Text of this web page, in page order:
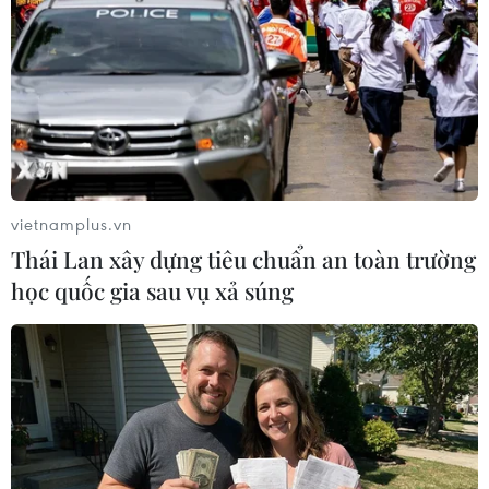
Theo dõi VietnamPlus
TIN LIÊN QUAN
vietnamplus.vn
Thái Lan xây dựng tiêu chuẩn an toàn trường
học quốc gia sau vụ xả súng